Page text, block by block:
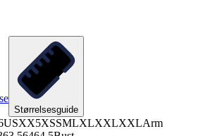
Størrelsesguide